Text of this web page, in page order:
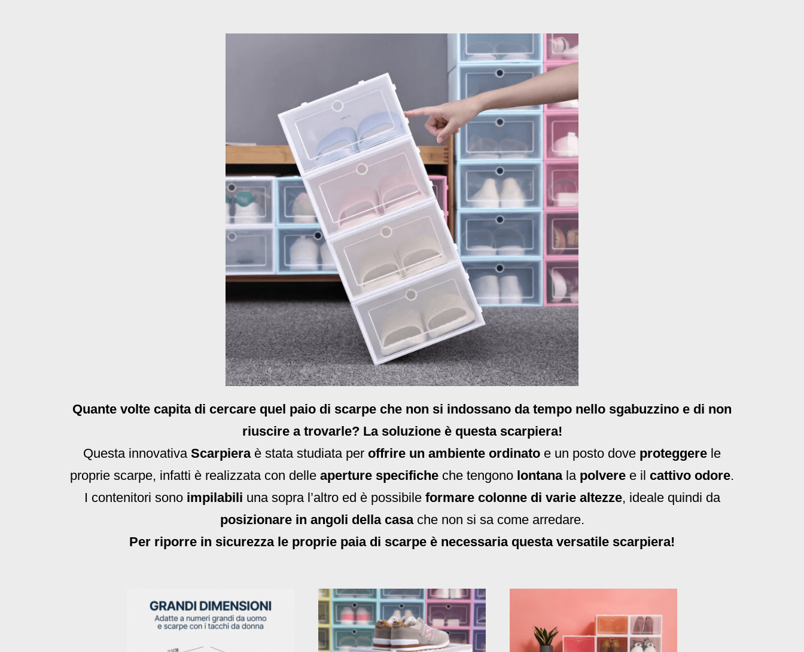
Quante volte capita di cercare quel paio di scarpe che non si indossano da tempo nello sgabuzzino e di non
riuscire a trovarle? La soluzione è questa scarpiera!
Questa innovativa Scarpieraè stata studiata per offrire un ambiente ordinato e un posto dove proteggere le
proprie scarpe, infatti è realizzata con delle aperture specifiche che tengono lontanala polvere e il cattivo odore.
I contenitori sono impilabili una sopra l’altro ed è possibile formare colonne di varie altezze, ideale quindi da
posizionare in angoli della casache non si sa come arredare.
Per riporre in sicurezza le proprie paia di scarpe è necessaria questa versatile scarpiera!